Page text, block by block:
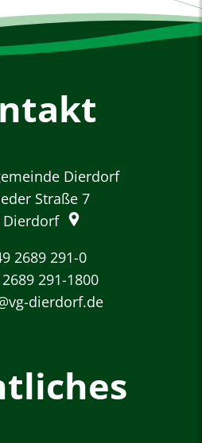
Dierdorf
Straße 7
Dierdorf
2689 291-0
291-1800
dierdorf.de